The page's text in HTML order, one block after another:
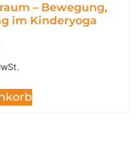
– Bewegung,
im Kinderyoga